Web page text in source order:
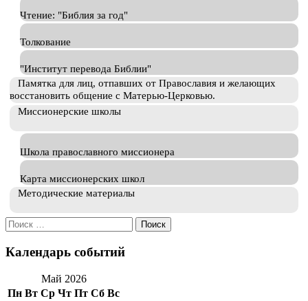
Чтение: "Библия за год"
Толкование
"Институт перевода Библии"
Памятка для лиц, отпавших от Православия и желающих
восстановить общение с Матерью-Церковью.
Миссионерские школы
Школа православного миссионера
Карта миссионерских школ
Методические материалы
Искать:
Календарь событий
Май 2026
Пн Вт Ср Чт Пт Сб Вс